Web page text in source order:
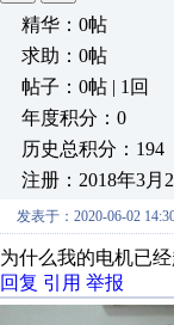
精华：0帖
求助：0帖
帖子：0帖 | 1回
年度积分：0
历史总积分：194
注册：2018年3月
发表于：2020-06-02
为什么我的电机已
回复 引用 举报